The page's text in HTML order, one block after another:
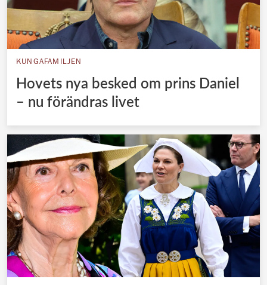
KUNGAFAMILJEN
Hovets nya besked om prins Daniel
– nu förändras livet